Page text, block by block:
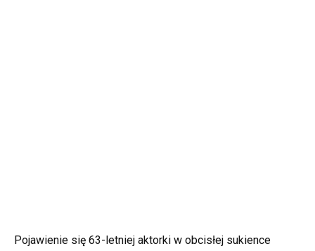
Pojawienie się 63-letniej aktorki w obcisłej sukience